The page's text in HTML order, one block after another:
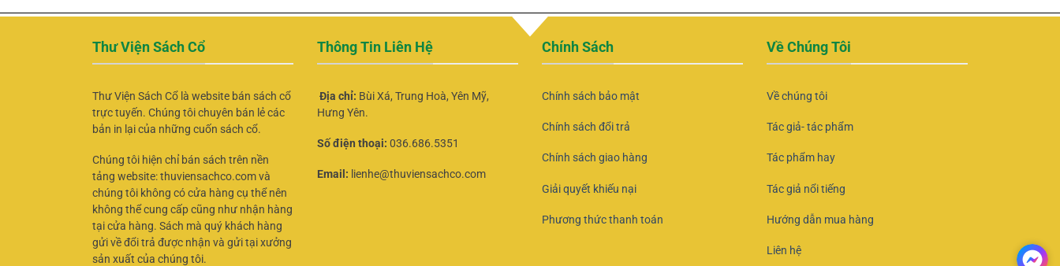
Thư Viện Sách Cổ
Thư Viện Sách Cổ là website bán sách cổ
trực tuyến. Chúng tôi chuyên bán lẻ các
bản in lại của những cuốn sách cổ.
Chúng tôi hiện chỉ bán sách trên nền
tảng website: thuviensachco.com và
chúng tôi không có cửa hàng cụ thể nên
không thể cung cấp cũng như nhận hàng
tại cửa hàng. Sách mà quý khách hàng
gửi về đổi trả được nhận và gửi tại xưởng
sản xuất của chúng tôi.
Thông Tin Liên Hệ
Địa chỉ: Bùi Xá, Trung Hoà, Yên Mỹ,
Hưng Yên.
Số điện thoại: 036.686.5351
Email: lienhe@thuviensachco.com
Chính Sách
Chính sách bảo mật
Chính sách đổi trả
Chính sách giao hàng
Giải quyết khiếu nại
Phương thức thanh toán
Về Chúng Tôi
Về chúng tôi
Tác giả- tác phẩm
Tác phẩm hay
Tác giả nổi tiếng
Hướng dẫn mua hàng
Liên hệ